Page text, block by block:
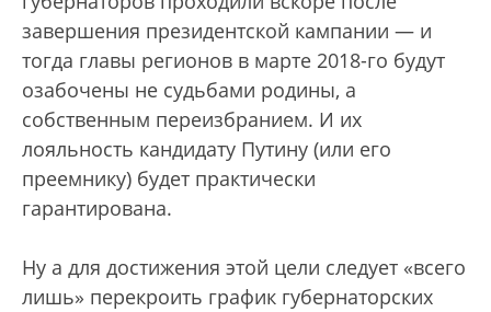
завершения президентской кампании — и
тогда главы регионов в марте 2018-го будут
озабочены не судьбами родины, а
собственным переизбранием. И их
лояльность кандидату Путину (или его
преемнику) будет практически
гарантирована.
Ну а для достижения этой цели следует «всего
лишь» перекроить график губернаторских